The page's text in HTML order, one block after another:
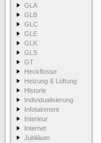
GLA
GLB
GLC
GLE
GLK
GLS
GT
Heckflosse
Heizung & Lüftung
Historie
Individualisierung
Infotainment
Interieur
Internet
Jubiläum